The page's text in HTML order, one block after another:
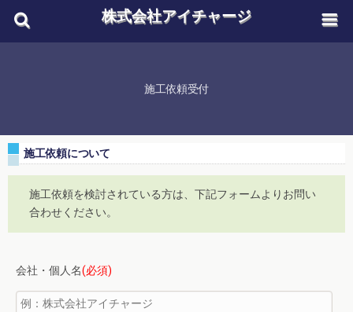
株式会社アイチャージ
施工依頼受付
施工依頼について
施工依頼を検討されている方は、下記フォームよりお問い
合わせください。
会社・個人名(必須)